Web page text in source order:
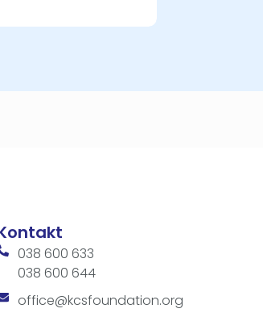
038 600 633
038 600 644
office@kcsfoundation.org